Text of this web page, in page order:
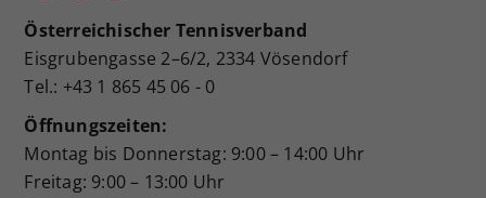
Österreichischer Tennisverband
Eisgrubengasse 2–6/2, 2334 Vösendorf
Tel.: +43 1 865 45 06 - 0
Öffnungszeiten:
Montag bis Donnerstag: 9:00 – 14:00 Uhr
Freitag: 9:00 – 13:00 Uhr